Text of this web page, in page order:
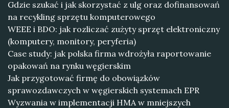
Gdzie szukać i jak skorzystać z ulg oraz dofinansowań
na recykling sprzętu komputerowego
WEEE i BDO: jak rozliczać zużyty sprzęt elektroniczny
(komputery, monitory, peryferia)
Case study: jak polska firma wdrożyła raportowanie
opakowań na rynku węgierskim
Jak przygotować firmę do obowiązków
sprawozdawczych w węgierskich systemach EPR
Wyzwania w implementacji HMA w mniejszych